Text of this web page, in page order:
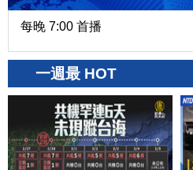
每晚 7:00 首播
一週最 HOT